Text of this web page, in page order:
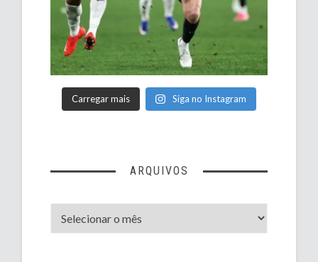
Carregar mais Siga no Instagram
ARQUIVOS